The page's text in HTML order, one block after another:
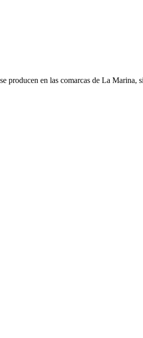
producen en las comarcas de La